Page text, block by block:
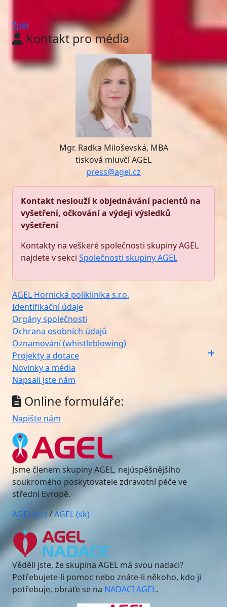
Zpět
Kontakt pro média
Mgr. Radka Miloševská, MBA
tisková mluvčí AGEL
press@agel.cz
Kontakt neslouží k objednávání pacientů na
vyšetření, očkování a výdeji výsledků
vyšetření
Kontakty na veškeré společnosti skupiny AGEL
najdete v sekci Společnosti skupiny AGEL
AGEL Hornická poliklinika s.r.o.
Identifikační údaje
Orgány společnosti
Ochrana osobních údajů
Oznamování (whistleblowing)
Projekty a dotace
Novinky a média
Napsali jste nám
Online formuláře:
Napište nám
Jsme členem skupiny AGEL, nejúspěšnějšího
soukromého poskytovatele zdravotní péče ve
střední Evropě.
AGEL (cz)/AGEL (sk)
Věděli jste, že skupina AGEL má svou nadaci?
Potřebujete-li pomoc nebo znáte-li někoho, kdo ji
potřebuje, obraťe se na NADACI AGEL.